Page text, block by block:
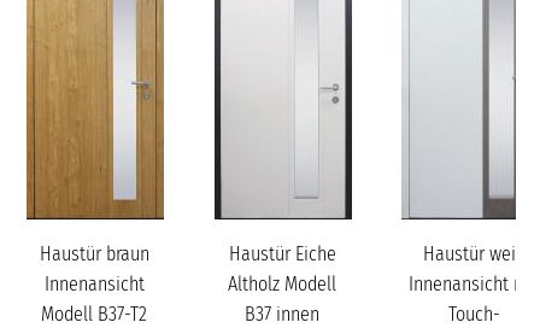
Haustür braun
Innenansicht
Modell B37-T2
Haustür Eiche
Altholz Modell
B37 innen
Haustür weiß
Innenansicht mit
Touch-